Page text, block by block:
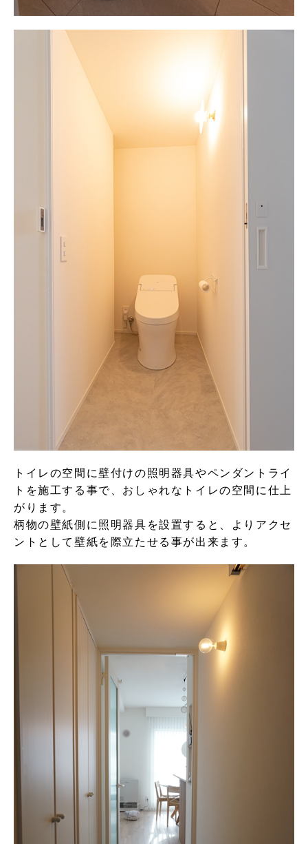
トイレの空間に壁付けの照明器具やペンダントライ
トを施工する事で、おしゃれなトイレの空間に仕上
がります。
柄物の壁紙側に照明器具を設置すると、よりアクセ
ントとして壁紙を際立たせる事が出来ます。